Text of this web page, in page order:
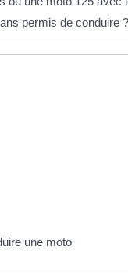
permis de conduire ?
une moto